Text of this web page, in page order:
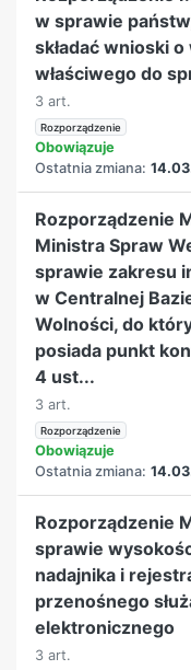
w sprawie
składać wnioski
właściwego do
3 art.
Rozporządzenie
Obowiązuje
Ostatnia zmiana:
Rozporządzenie
Ministra Spraw
sprawie zakresu
w Centralnej
Wolności, do
posiada punkt
4 ust...
3 art.
Rozporządzenie
Obowiązuje
Ostatnia zmiana:
Rozporządzenie
sprawie
nadajnika i
przenośnego
elektronicznego
3 art.